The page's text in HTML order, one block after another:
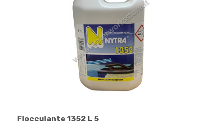
Flocculante 1352 L 5